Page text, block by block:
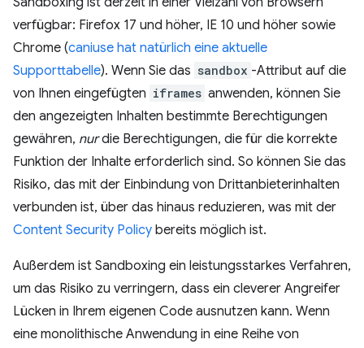
verfügbar: Firefox 17 und höher, IE 10 und höher sowie
Chrome (caniuse hat natürlich eine aktuelle
Supporttabelle). Wenn Sie das sandbox -Attribut auf die
von Ihnen eingefügten iframes anwenden, können Sie
den angezeigten Inhalten bestimmte Berechtigungen
gewähren, nurdie Berechtigungen, die für die korrekte
Funktion der Inhalte erforderlich sind. So können Sie das
Risiko, das mit der Einbindung von Drittanbieterinhalten
verbunden ist, über das hinaus reduzieren, was mit der
Content Security Policy bereits möglich ist.
Außerdem ist Sandboxing ein leistungsstarkes Verfahren,
um das Risiko zu verringern, dass ein cleverer Angreifer
Lücken in Ihrem eigenen Code ausnutzen kann. Wenn
eine monolithische Anwendung in eine Reihe von